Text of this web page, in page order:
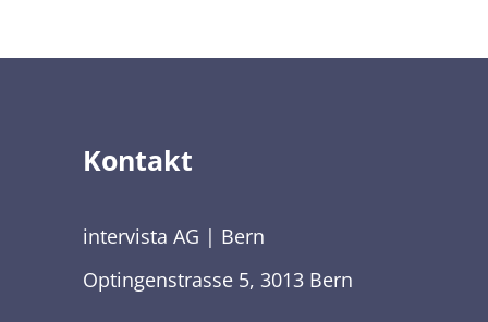
Kontakt
intervista AG | Bern
Optingenstrasse 5, 3013 Bern